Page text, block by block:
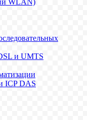
WLAN)
и UMTS
ICP DAS